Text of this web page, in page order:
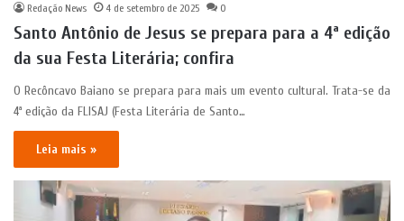
Redação News 4 de setembro de 2025 0
Santo Antônio de Jesus se prepara para a 4ª edição
da sua Festa Literária; confira
O Recôncavo Baiano se prepara para mais um evento cultural. Trata-se da
4ª edição da FLISAJ (Festa Literária de Santo…
Leia mais »